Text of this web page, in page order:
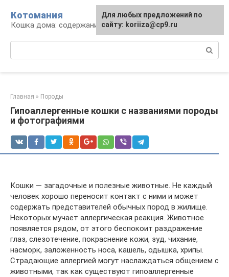
контенту
Котомания
Кошка дома: содержание и уход
Главная » Породы
Гипоаллергенные кошки с названиями породы
и фотографиями
Кошки — загадочные и полезные животные. Не каждый
человек хорошо переносит контакт с ними и может
содержать представителей обычных пород в жилище.
Некоторых мучает аллергическая реакция. Животное
появляется рядом, от этого беспокоит раздражение
глаз, слезотечение, покраснение кожи, зуд, чихание,
насморк, заложенность носа, кашель, одышка, хрипы.
Страдающие аллергией могут наслаждаться общением с
животными, так как существуют гипоаллергенные
Для любых предложений по
сайту: koriiza@cp9.ru